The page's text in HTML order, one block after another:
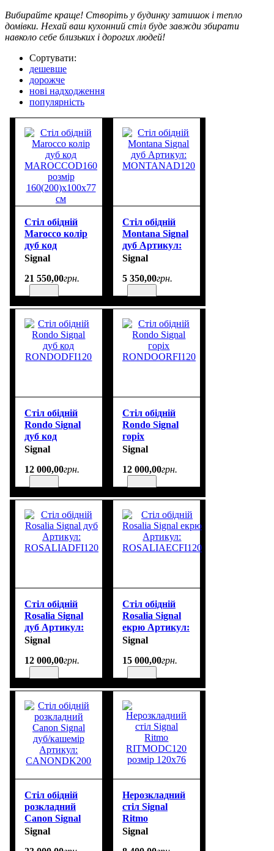
Вибирайте краще! Створіть у будинку затишок і тепло
домівки. Нехай ваш кухонний стіл буде завжди збирати
навколо себе близьких і дорогих людей!
Сортувати:
дешевше
дорожче
нові надходження
популярність
Cтіл обідній
Marocco колір
дуб код
MAROCCOD160
160(200)х100х77
Signal
21 550,00грн.
Стіл обідній
Montana Signal
дуб Артикул:
MONTANAD120
Signal
5 350,00грн.
Стіл обідній
Rondo Signal
дуб код
RONDODFI120
Signal
12 000,00грн.
Стіл обідній
Rondo Signal
горіх
RONDOORFI120
Signal
12 000,00грн.
Стіл обідній
Rosalia Signal
дуб Артикул:
ROSALIADFI120
Signal
12 000,00грн.
Стіл обідній
Rosalia Signal
екрю Артикул:
ROSALIAECFI120
Signal
15 000,00грн.
Стіл обідній
розкладний
Canon Signal
дуб/кашемір
Signal
Нерозкладний
стіл Signal
Ritmo
RITMODC120
Signal